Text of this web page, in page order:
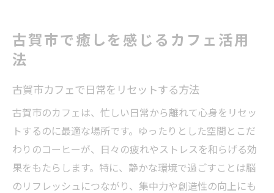
古賀市で癒しを感じるカフェ活用
法
古賀市カフェで日常をリセットする方法
古賀市のカフェは、忙しい日常から離れて心身をリセッ
トするのに最適な場所です。ゆったりとした空間とこだ
わりのコーヒーが、日々の疲れやストレスを和らげる効
果をもたらします。特に、静かな環境で過ごすことは脳
のリフレッシュにつながり、集中力や創造性の向上にも